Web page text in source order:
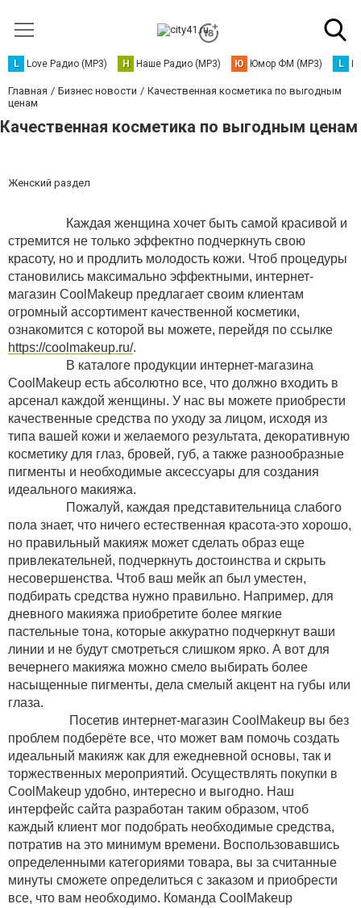
L Love Радио (MP3) Н Наше Радио (MP3) Ю Юмор ФМ (MP3) L
Главная Бизнес новости
Качественная косметика по выгодным
ценам
Качественная косметика по выгодным ценам
Женский раздел
Каждая женщина хочет быть самой красивой и
стремится не только эффектно подчеркнуть свою
красоту, но и продлить молодость кожи. Чтоб процедуры
становились максимально эффектными, интернет-
магазин СoolMakeup предлагает своим клиентам
огромный ассортимент качественной косметики,
ознакомится с которой вы можете, перейдя по ссылке
https://coolmakeup.ru/.
В каталоге продукции интернет-магазина
СoolMakeup есть абсолютно все, что должно входить в
арсенал каждой женщины. У нас вы можете приобрести
качественные средства по уходу за лицом, исходя из
типа вашей кожи и желаемого результата, декоративную
косметику для глаз, бровей, губ, а также разнообразные
пигменты и необходимые аксессуары для создания
идеального макияжа.
Пожалуй, каждая представительница слабого
пола знает, что ничего естественная красота-это хорошо,
но правильный макияж может сделать образ еще
привлекательней, подчеркнуть достоинства и скрыть
несовершенства. Чтоб ваш мейк ап был уместен,
подбирать средства нужно правильно. Например, для
дневного макияжа приобретите более мягкие
пастельные тона, которые аккуратно подчеркнут ваши
линии и не будут смотреться слишком ярко. А вот для
вечернего макияжа можно смело выбирать более
насыщенные пигменты, дела смелый акцент на губы или
глаза.
Посетив интернет-магазин СoolMakeup вы без
проблем подберёте все, что может вам помочь создать
идеальный макияж как для ежедневной основы, так и
торжественных мероприятий. Осуществлять покупки в
СoolMakeup удобно, интересно и выгодно. Наш
интерфейс сайта разработан таким образом, чтоб
каждый клиент мог подобрать необходимые средства,
потратив на это минимум времени. Воспользовавшись
определенными категориями товара, вы за считанные
минуты сможете определиться с заказом и приобрести
все, что вам необходимо. Команда СoolMakeup